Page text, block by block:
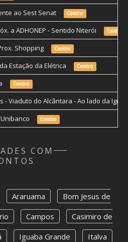
ao Sest Senat Centro
a ADHONEP - Sentido Niterói Centro
Shopping Centro
Estação da Elétrica Centro
Centro
- Viaduto do Alcântara - Ao lado da
Unibanco
Centro
COM
Araruama
Bom Jesus de
Campos
Casimiro de
Iguaba Grande
Italva